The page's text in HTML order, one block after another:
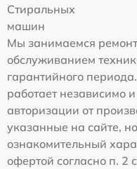
Стиральных
машин
Мы занимаемся
обслуживанием
гарантийного
работает независимо
авторизации от
указанные на сайте,
ознакомительный
офертой согласно п. 2